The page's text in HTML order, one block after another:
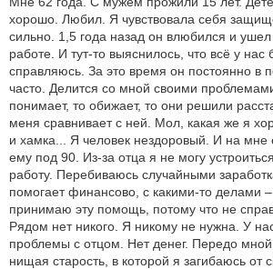
хорошо. Любил. Я чувствовала себя
сильно. 1,5 года назад он влюбился и
работе. И тут-то выяснилось, что всё у
справляюсь. За это время он постоянно в
часто. Делится со мной своими
понимает, то обижает, то они решили
меня сравнивает с ней. Мол, какая же я
и хамка... Я человек нездоровый. И на мне
ему под 90. Из-за отца я не могу
работу. Перебиваюсь случайными
помогает финансово, с какими-то делами
принимаю эту помощь, потому что не
Рядом нет никого. Я никому не нужна. У
проблемы с отцом. Нет денег. Передо
нищая старость, в которой я загибаюсь от